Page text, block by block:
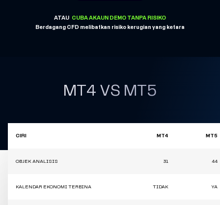
ATAU CUBA AKAUN DEMO TANPA RISIKO
Berdagang CFD melibatkan risiko kerugian yang ketara
MT4 VS MT5
CIRI MT4 MT5
OBJEK ANALISIS 31 44
KALENDAR EKONOMI TERBINA TIDAK YA